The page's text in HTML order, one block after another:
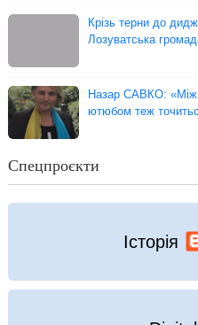
Крізь терни до
Лозуватська
Назар САВКО: «Між
ютюбом теж
Спецпроєкти
Історія